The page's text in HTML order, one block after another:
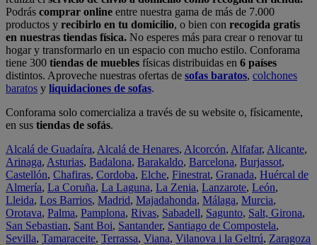
Podrás comprar online entre nuestra gama de más de 7.000
productos y recibirlo en tu domicilio, o bien con recogida gratis
en nuestras tiendas física. No esperes más para crear o renovar tu
hogar y transformarlo en un espacio con mucho estilo. Conforama
tiene 300 tiendas de muebles físicas distribuidas en 6 países
distintos. Aproveche nuestras ofertas de sofas baratos, colchones
baratos y liquidaciones de sofas.
Conforama solo comercializa a través de su website o, físicamente,
en sus tiendas de sofás.
Alcalá de Guadaíra, Alcalá de Henares, Alcorcón, Alfafar, Alicante,
Arinaga, Asturias, Badalona, Barakaldo, Barcelona, Burjassot,
Castellón, Chafiras, Cordoba, Elche, Finestrat, Granada, Huércal de
Almería, La Coruña, La Laguna, La Zenia, Lanzarote, León,
Lleida, Los Barrios, Madrid, Majadahonda, Málaga, Murcia,
Orotava, Palma, Pamplona, Rivas, Sabadell, Sagunto, Salt, Girona,
San Sebastian, Sant Boi, Santander, Santiago de Compostela,
Sevilla, Tamaraceite, Terrassa, Viana, Vilanova i la Geltrú, Zaragoza